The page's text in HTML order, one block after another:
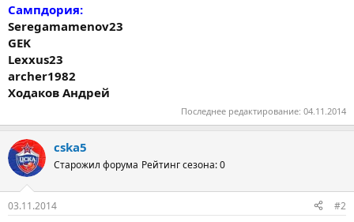
Сампдория:
Seregamamenov23
GEK
Lexxus23
archer1982
Ходаков Андрей
Последнее редактирование: 04.11.2014
cska5
Старожил форума Рейтинг сезона: 0
03.11.2014 #2